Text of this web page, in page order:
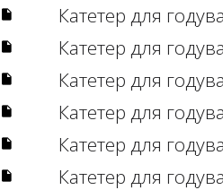
Катетер для
Катетер для
Катетер для
Катетер для
Катетер для
Катетер для